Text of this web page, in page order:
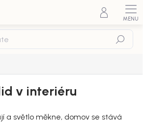
Hledat
v interiéru
a světlo měkne, domov se stává